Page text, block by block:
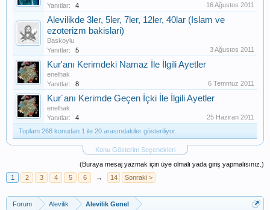
Yanıtlar:
4 16 Ağustos 2011
Alevilikde 3ler, 5ler, 7ler, 12ler, 40lar (Islam ve
ezoterizm bakislari)
Baskoylu
Yanıtlar:
5 3 Ağustos 2011
Kur'anı Kerimdeki Namaz İle İlgili Ayetler
enelhak
Yanıtlar:
8 6 Temmuz 2011
Kur´anı Kerimde Geçen İçki İle İlgili Ayetler
enelhak
Yanıtlar:
4
25 Haziran 2011
Toplam 268 konudan 1 ile 20 arasındakiler gösteriliyor.
Konu Gösterim Seçenekleri
(Buraya mesaj yazmak için üye olmalı yada giriş yapmalısınız.)
1
2 3 4 5 6 → 14 Sonraki >
Forum Alevilik Alevilik Genel